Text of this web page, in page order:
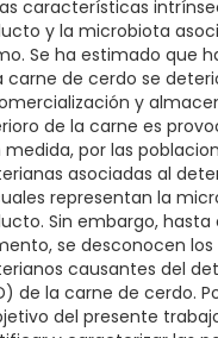
características
y la microbiota
Se ha estimado que
carne de cerdo se
y
de la carne es
medida, por las
asociadas al
representan la
Sin embargo, hasta
se desconocen los
causantes del
de la carne de cerdo.
del presente